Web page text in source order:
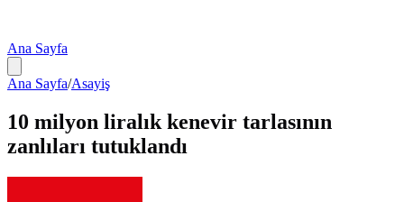
Ana Sayfa
Ana Sayfa/Asayiş
10 milyon liralık kenevir tarlasının
zanlıları tutuklandı